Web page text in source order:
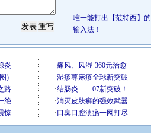
唯一能打出【范特西】的
输入法！